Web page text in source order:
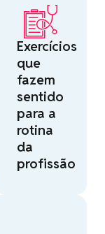
Exercícios
que
fazem
sentido
para a
rotina
da
profissão